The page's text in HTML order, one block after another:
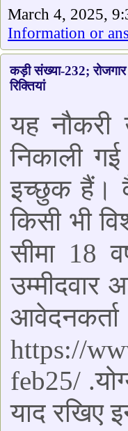
March 4, 2025,
Information or
कड़ी संख्या-232; रोजगार
रिक्तियां
यह नौकरी
निकाली
इच्छुक हैं।
किसी भी
सीमा 18
https://
feb25/
याद रखिए